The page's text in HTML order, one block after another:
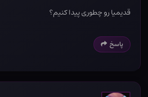
قدیمیا رو چطوری پیدا کنیم؟
پاسخ